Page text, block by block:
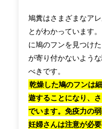
鳩糞はさまざまなア
とがわかっています
に鳩のフンを見つけ
が寄り付かないよう
べきです。
乾燥した鳩のフンは
遊することになり、
でいます。免疫力の
妊婦さんは注意が必要